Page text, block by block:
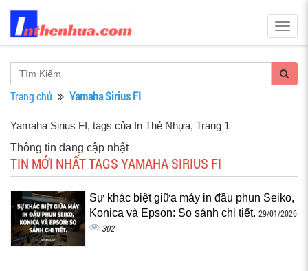
Trang chủ Yamaha Sirius FI
Yamaha Sirius FI, tags của In Thẻ Nhựa, Trang 1
Thông tin đang cập nhật
TIN MỚI NHẤT TAGS YAMAHA SIRIUS FI
Sự khác biệt giữa máy in đầu phun Seiko,
Konica và Epson: So sánh chi tiết. 29/01/2026
302